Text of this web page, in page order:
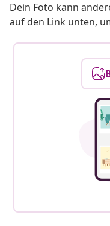
Dein Foto kann
auf den Link unten,